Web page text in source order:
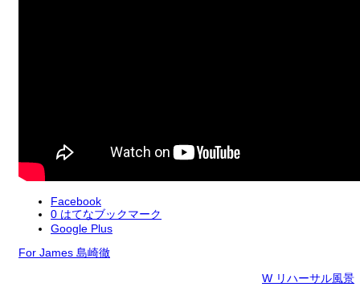
Facebook
0 はてなブックマーク
Google Plus
For James 島崎徹
W リハーサル風景